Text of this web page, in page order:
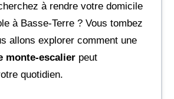
à rendre votre domicile
à Basse-Terre ? Vous tombez
allons explorer comment une
monte-escalier peut
quotidien.